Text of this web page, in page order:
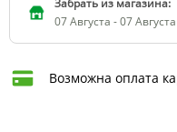
07 Августа - 07 Августа
Возможна оплата